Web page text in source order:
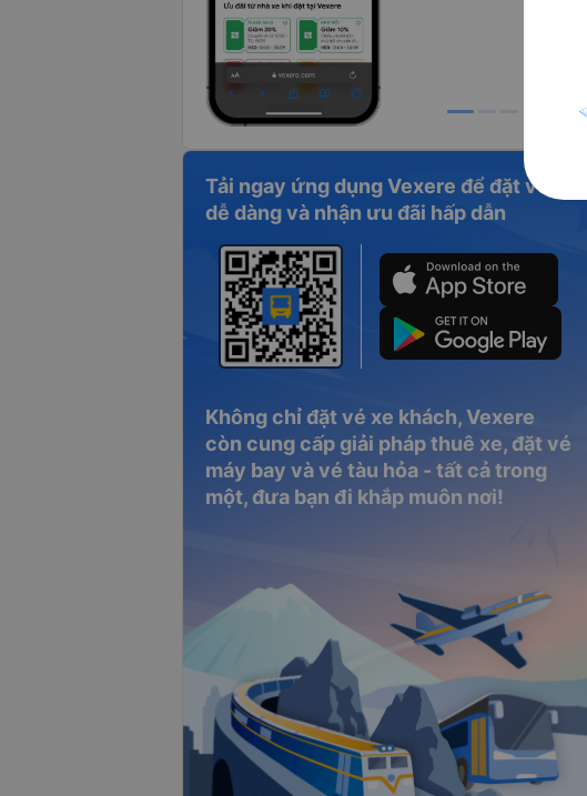
Tải ngay ứng dụng Vexere để đặt vé
dễ dàng và nhận ưu đãi hấp dẫn
Không chỉ đặt vé xe khách, Vexere
còn cung cấp giải pháp thuê xe, đặt vé
máy bay và vé tàu hỏa - tất cả trong
một, đưa bạn đi khắp muôn nơi!